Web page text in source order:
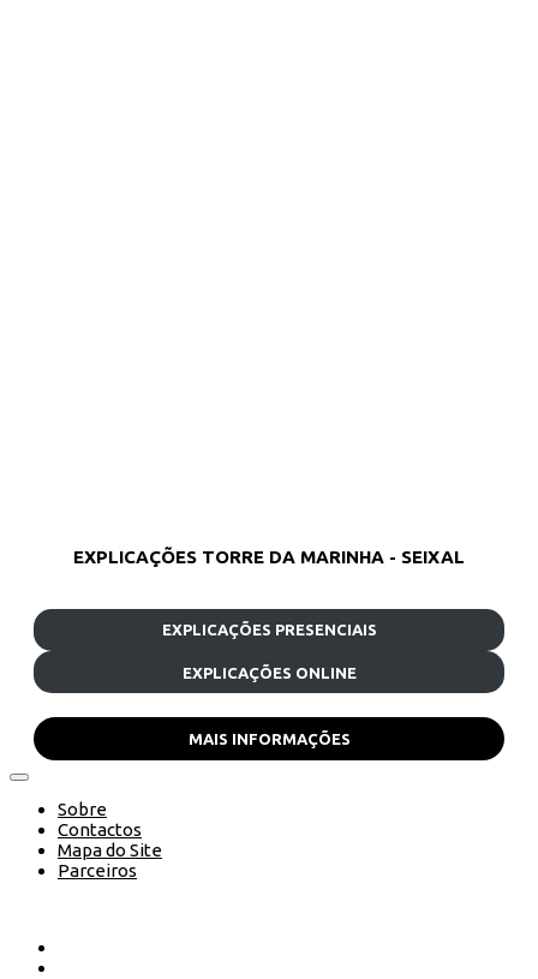
EXPLICAÇÕES TORRE DA MARINHA - SEIXAL
EXPLICAÇÕES PRESENCIAIS
EXPLICAÇÕES ONLINE
MAIS INFORMAÇÕES
Sobre
Contactos
Mapa do Site
Parceiros